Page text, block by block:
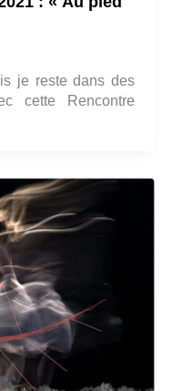
je reste dans des
cette Rencontre